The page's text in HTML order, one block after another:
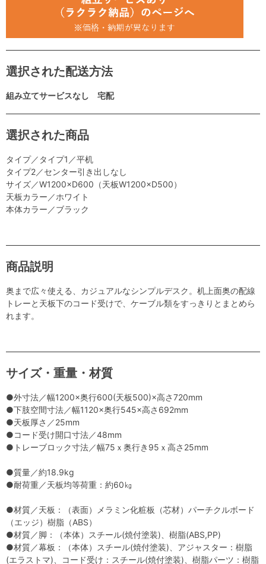
選択された配送方法
組み立てサービスなし 宅配
選択された商品
タイプ／タイプ1／平机
タイプ2／センター引き出しなし
サイズ／W1200×D600（天板W1200×D500）
天板カラー／ホワイト
本体カラー／ブラック
商品説明
奥まで広々使える、カジュアルなシンプルデスク。机上面奥の配線
トレーと天板下のコード受けで、ケーブル類をすっきりとまとめら
れます。
サイズ・重量・材質
●外寸法／幅1200×奥行600(天板500)×高さ720mm
●下肢空間寸法／幅1120×奥行545×高さ692mm
●天板厚さ／25mm
●コード受け開口寸法／48mm
●トレーブロック寸法／幅75ｘ奥行き95ｘ高さ25mm
●質量／約18.9kg
●耐荷重／天板均等荷重：約60㎏
●材質／天板：（表面）メラミン化粧板（芯材）パーチクルボード
（エッジ）樹脂（ABS）
●材質／脚：（本体）スチール(焼付塗装)、樹脂(ABS,PP)
●材質／幕板：（本体）スチール(焼付塗装)、アジャスター：樹脂
(エラストマ)、コード受け：スチール(焼付塗装)、樹脂パーツ：樹脂